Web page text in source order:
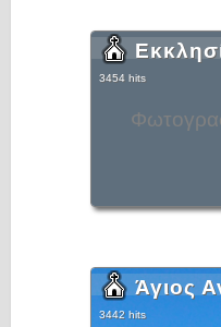
3454 hits
Άγιος
3442 hits